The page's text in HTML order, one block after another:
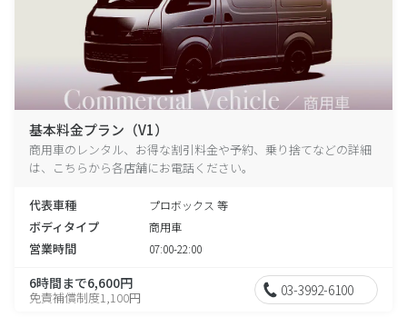
基本料金プラン（V1）
商用車のレンタル、お得な割引料金や予約、乗り捨てなどの詳細
は、こちらから各店舗にお電話ください。
代表車種 プロボックス 等
ボディタイプ 商用車
営業時間 07:00-22:00
6時間まで6,600円
免責補償制度1,100円 03-3992-6100